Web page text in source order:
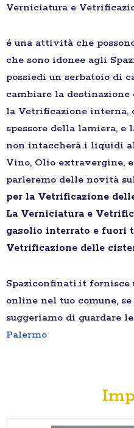
Verniciatura e
é una attività che
che sono idonee agli
possiedi un serbatoio di
cambiare la
la Vetrificazione interna,
spessore della lamiera,
non intaccherà i liquidi
Vino, Olio extravergine,
parleremo delle novità
per la Vetrificazione
La Verniciatura e
gasolio interrato e fuori
Vetrificazione delle
Spaziconfinati.it fornisce
online nel tuo comune,
suggeriamo di guardare le
Palermo